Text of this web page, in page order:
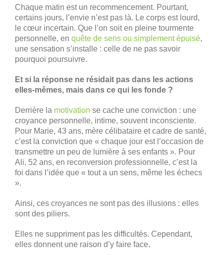
Chaque matin est un recommencement. Pourtant,
certains jours, l’envie n’est pas là. Le corps est lourd,
le cœur incertain. Que l’on soit en pleine tourmente
personnelle, en quête de sens ou simplement épuisé,
une sensation s’installe : celle de ne pas savoir
pourquoi poursuivre.
Et si la réponse ne résidait pas dans les actions
elles-mêmes, mais dans ce qui les fonde ?
Derrière la motivation se cache une conviction : une
croyance personnelle, intime, souvent inconsciente.
Pour Marie, 43 ans, mère célibataire et cadre de santé,
c’est la conviction que « chaque jour est l’occasion de
transmettre un peu de lumière à ses enfants ». Pour
Ali, 52 ans, en reconversion professionnelle, c’est la
foi dans l’idée que « tout a un sens, même les échecs
».
Ainsi, ces croyances ne sont pas des illusions : elles
sont des piliers.
Elles ne suppriment pas les difficultés. Cependant,
elles donnent une raison d’y faire face.